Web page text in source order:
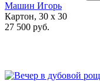
Машин Игорь
Картон, 30 x 30
27 500 руб.